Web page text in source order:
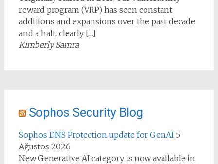
reward program (VRP) has seen constant
additions and expansions over the past decade
and a half, clearly […]
Kimberly Samra
Sophos Security Blog
Sophos DNS Protection update for GenAI 5
Ağustos 2026
New Generative AI category is now available in